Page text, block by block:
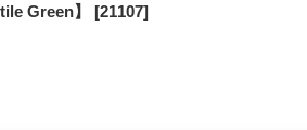
Green】 [21107]